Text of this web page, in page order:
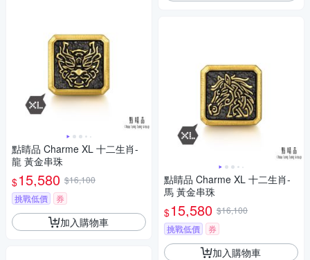
點睛品 Charme XL 十二生肖-
龍 黃金串珠
$15,580 $16,100
挑戰低價
券
加入購物車
點睛品 Charme XL 十二生肖-
馬 黃金串珠
$15,580 $16,100
挑戰低價
券
加入購物車